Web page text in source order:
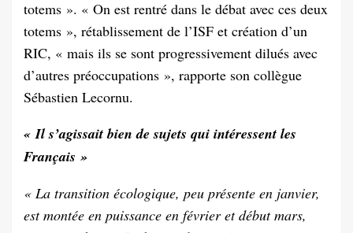
totems ». « On est rentré dans le débat avec ces deux
totems », rétablissement de l’ISF et création d’un
RIC, « mais ils se sont progressivement dilués avec
d’autres préoccupations », rapporte son collègue
Sébastien Lecornu.
« Il s’agissait bien de sujets qui intéressent les
Français »
« La transition écologique, peu présente en janvier,
est montée en puissance en février et début mars,